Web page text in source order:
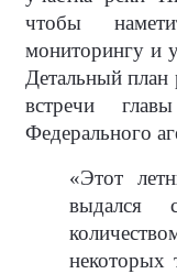
чтобы
мониторингу и
Детальный
встречи
Федерального
«Этот
выдался
некоторых